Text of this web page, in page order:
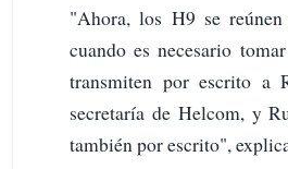
"Ahora, los H9 se
cuando es necesario
transmiten por escrito a
secretaría de Helcom, y
también por escrito",